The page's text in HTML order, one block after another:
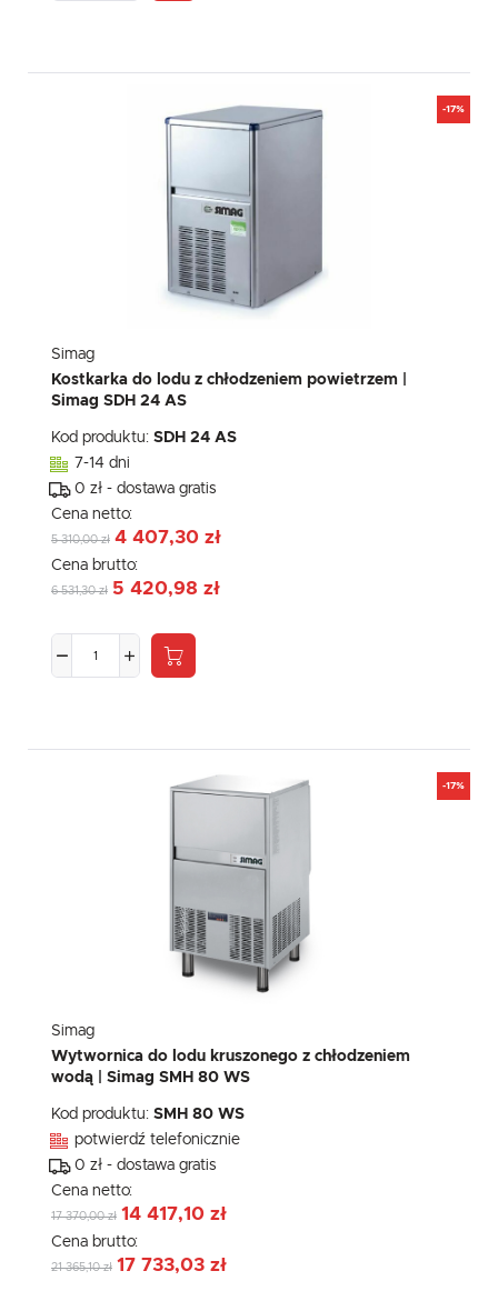
-17%
Simag
Kostkarka do lodu z chłodzeniem powietrzem |
Simag SDH 24 AS
Kod produktu: SDH 24 AS
7-14 dni
0 zł - dostawa gratis
Cena netto:
5 310,00 zł 4 407,30 zł
Cena brutto:
6 531,30 zł 5 420,98 zł
-17%
Simag
Wytwornica do lodu kruszonego z chłodzeniem
wodą | Simag SMH 80 WS
Kod produktu: SMH 80 WS
potwierdź telefonicznie
0 zł - dostawa gratis
Cena netto:
17 370,00 zł 14 417,10 zł
Cena brutto:
21 365,10 zł 17 733,03 zł